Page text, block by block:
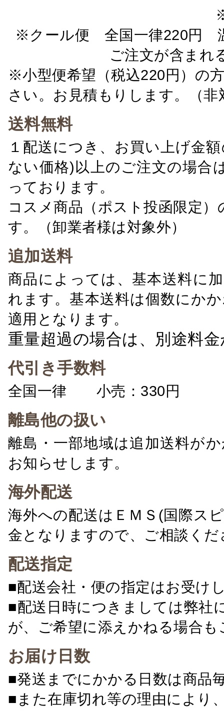
※クール便 全国一律220円
ご注文が含ま
※小型便希望（税込220円）の
さい。お見積もりします。（非
送料無料
１配送につき、お買い上げ金
ない価格)以上のご注文の場合
っております。
コスメ商品（ポスト投函限定
す。（卸業者様は対象外）
追加送料
商品によっては、基本送料に
れます。基本送料は個数にか
適用となります。
重量超過の場合は、別途料
代引き手数料
全国一律 小売：330円 卸
離島他の扱い
離島・一部地域は追加送料が
お知らせします。
海外配送
海外への配送はＥＭＳ(国際ス
金となりますので、ご相談くだ
配送指定
■配送会社・便の指定はお受け
■配送日時につきましては弊社
が、ご希望に添えかねる場合
お届け日数
■発送までにかかる日数は商品
■また在庫切れ等の理由により